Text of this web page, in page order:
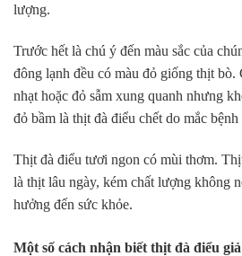
lượng.
Trước hết là chú ý đến màu sắc của
đông lạnh đều có màu đỏ giống thịt bò.
nhạt hoặc đỏ sẫm xung quanh nhưng
đỏ bầm là thịt đà điểu chết do mắc bệnh
Thịt đà điểu tươi ngon có mùi thơm.
là thịt lâu ngày, kém chất lượng không
hưởng đến sức khỏe.
Một số cách nhận biết thịt đà điểu giả